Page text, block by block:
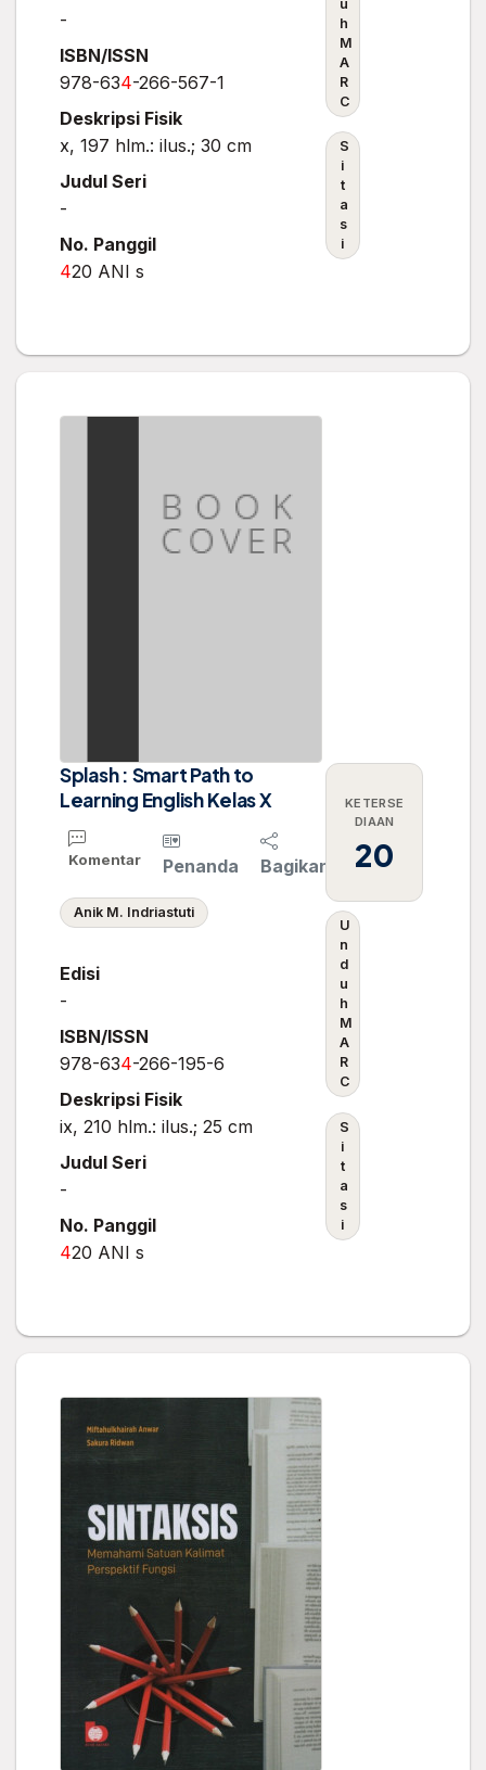
-
ISBN/ISSN
978-634-266-567-1
Deskripsi Fisik
x, 197 hlm.: ilus.; 30 cm
Judul Seri
-
No. Panggil
420 ANI s
u
h
M
A
R
C
S
i
t
a
s
i
Splash : Smart Path to
Learning English Kelas X
Komentar Penanda Bagikan
Anik M. Indriastuti
Edisi
-
ISBN/ISSN
978-634-266-195-6
Deskripsi Fisik
ix, 210 hlm.: ilus.; 25 cm
Judul Seri
-
No. Panggil
420 ANI s
KETERSE
DIAAN
20
U
n
d
u
h
M
A
R
C
S
i
t
a
s
i